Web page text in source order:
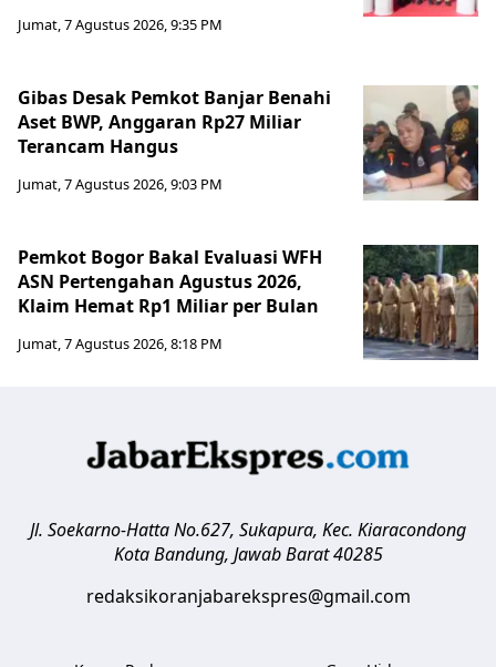
Jumat, 7 Agustus 2026, 9:35 PM
Gibas Desak Pemkot Banjar Benahi
Aset BWP, Anggaran Rp27 Miliar
Terancam Hangus
Jumat, 7 Agustus 2026, 9:03 PM
Pemkot Bogor Bakal Evaluasi WFH
ASN Pertengahan Agustus 2026,
Klaim Hemat Rp1 Miliar per Bulan
Jumat, 7 Agustus 2026, 8:18 PM
Jl. Soekarno-Hatta No.627, Sukapura, Kec. Kiaracondong
Kota Bandung, Jawab Barat 40285
redaksikoranjabarekspres@gmail.com